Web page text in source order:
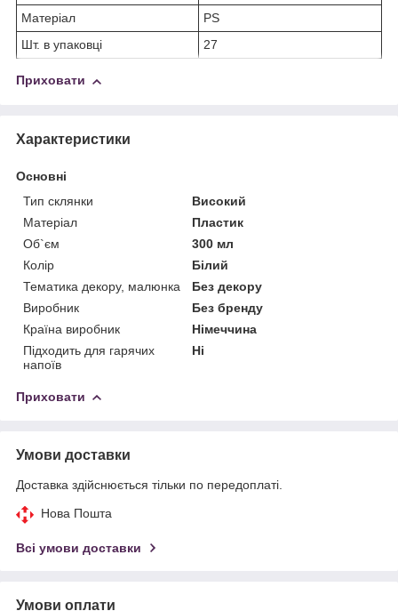
Матеріал
PS
Шт. в упаковці
27
Приховати
Характеристики
Основні
Тип склянки
Високий
Матеріал
Пластик
Об`єм
300 мл
Колір
Білий
Тематика декору, малюнка
Без декору
Виробник
Без бренду
Країна виробник
Німеччина
Підходить для гарячих
напоїв
Ні
Приховати
Умови доставки
Доставка здійснюється тільки по передоплаті.
Нова Пошта
Всі умови доставки
Умови оплати